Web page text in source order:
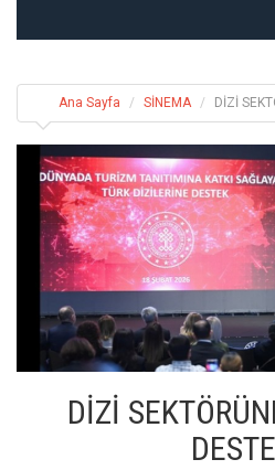
Ana Sayfa SİNEMA DİZİ
DİZİ